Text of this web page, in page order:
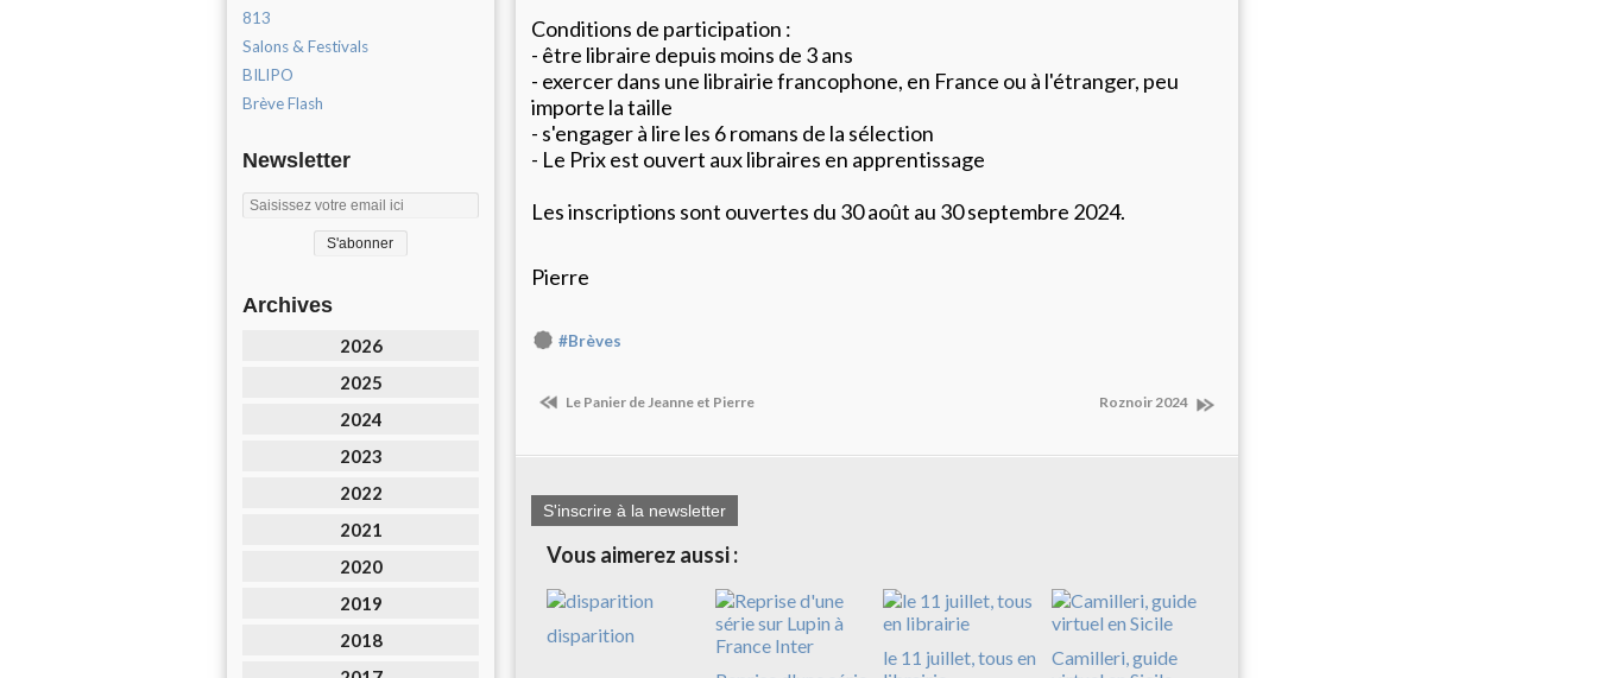
813
Salons & Festivals
BILIPO
Brève Flash
Newsletter
Archives
2026
2025
2024
2023
2022
2021
2020
2019
2018
Conditions de participation :
- être libraire depuis moins de 3 ans
- exercer dans une librairie francophone, en France ou à l'étranger, peu
importe la taille
- s'engager à lire les 6 romans de la sélection
- Le Prix est ouvert aux libraires en apprentissage
Les inscriptions sont ouvertes du 30 août au 30 septembre 2024.
Pierre
#Brèves
Le Panier de Jeanne et Pierre Roznoir 2024
S'inscrire à la newsletter
Vous aimerez aussi :
disparition
le 11 juillet, tous en
Camilleri, guide